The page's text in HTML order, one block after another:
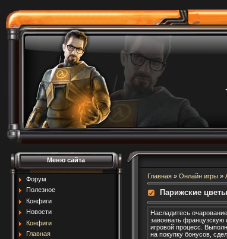
Меню сайта
Форум
Полезное
Конфиги
Новости
Конфиги
Главная
Главная» Онлайн игры»
Парижские цветы
Насладитесь
завоевать французскую
игровой процесс.
на покупку бонусов,